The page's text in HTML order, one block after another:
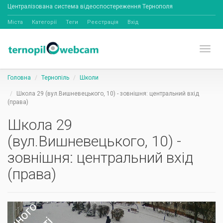
Централізована система відеоспостереження Тернополя
Міста Категорії Теги Реєстрація Вхід
Головна Тернопіль Школи
Школа 29 (вул.Вишневецького, 10) - зовнішня: центральний вхід
(права)
Школа 29
(вул.Вишневецького, 10) -
зовнішня: центральний вхід
(права)